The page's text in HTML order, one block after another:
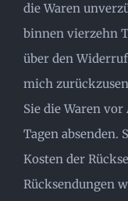
die Waren
binnen vierzehn
über den
mich
Sie die Waren
Tagen absenden.
Kosten der
Rücksendungen